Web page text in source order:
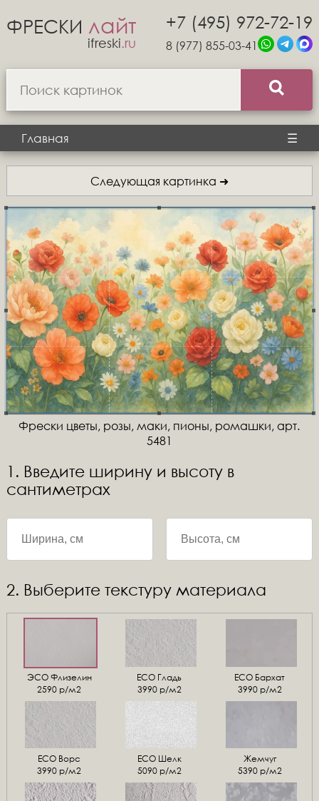
ФРЕСКИ лайт
ifreski.ru
+7 (495) 972-72-19
8 (977) 855-03-41
Главная ☰
Следующая картинка ➜
Фрески цветы, розы, маки, пионы, ромашки, арт.
5481
1. Введите ширину и высоту в
сантиметрах
2. Выберите текстуру материала
ЭСО Флизелин
2590 р/м2
ЕСО Гладь
3990 р/м2
ECO Бархат
3990 р/м2
ЕСО Ворс
3990 р/м2
ЕСО Шелк
5090 р/м2
Жемчуг
5390 р/м2